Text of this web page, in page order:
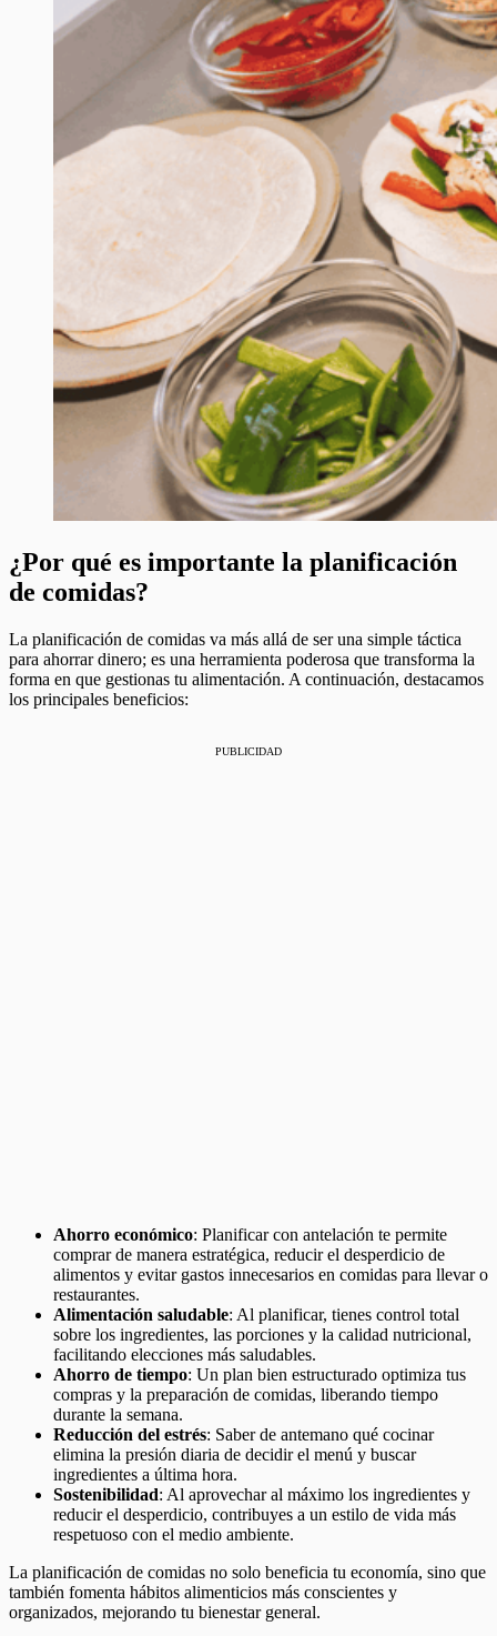
¿Por qué es importante la planificación
de comidas?
La planificación de comidas va más allá de ser una simple táctica
para ahorrar dinero; es una herramienta poderosa que transforma la
forma en que gestionas tu alimentación. A continuación, destacamos
los principales beneficios:
PUBLICIDAD
Ahorro económico: Planificar con antelación te permite
comprar de manera estratégica, reducir el desperdicio de
alimentos y evitar gastos innecesarios en comidas para llevar o
restaurantes.
Alimentación saludable: Al planificar, tienes control total
sobre los ingredientes, las porciones y la calidad nutricional,
facilitando elecciones más saludables.
Ahorro de tiempo: Un plan bien estructurado optimiza tus
compras y la preparación de comidas, liberando tiempo
durante la semana.
Reducción del estrés: Saber de antemano qué cocinar
elimina la presión diaria de decidir el menú y buscar
ingredientes a última hora.
Sostenibilidad: Al aprovechar al máximo los ingredientes y
reducir el desperdicio, contribuyes a un estilo de vida más
respetuoso con el medio ambiente.
La planificación de comidas no solo beneficia tu economía, sino que
también fomenta hábitos alimenticios más conscientes y
organizados, mejorando tu bienestar general.